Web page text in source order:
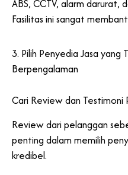
ABS, CCTV, alarm darurat,
Fasilitas ini sangat
3. Pilih Penyedia Jasa yang
Berpengalaman
Cari Review dan Testimoni
Review dari pelanggan
penting dalam memilih
kredibel.